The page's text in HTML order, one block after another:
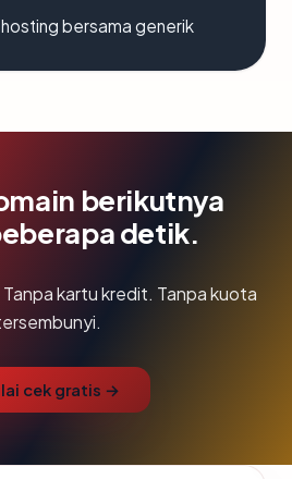
bersama generik
berikutnya
detik.
kartu kredit. Tanpa kuota
cek gratis →